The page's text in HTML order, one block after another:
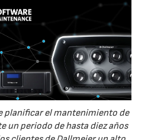
planificar el mantenimiento de
un periodo de hasta diez años